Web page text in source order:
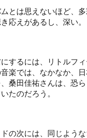
とは思えないほど、
応えがあるし、深い。
するには、リトルフ
楽では、なかなか、
桑田佳祐さんは、恐
たのだろう。
の次には、同じような